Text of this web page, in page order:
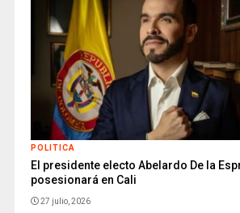
POLITICA
El presidente electo Abelardo De la
posesionará en Cali
27 julio, 2026